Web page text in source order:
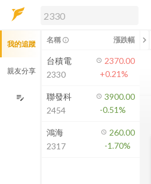
解鎖即時行情及進階功能
方案」，即可解鎖以下功能：
即時行情
即時市況與排行
成交金額熱力圖
前往方案訂閱
如何綁定合作券商
我的追蹤
親友分享
edit_note
名稱 info_outline 漲跌幅 chevron_left
台積電
2330
2370.00
+0.21%
聯發科
2454
3900.00
-0.51%
鴻海
2317
260.00
-1.70%